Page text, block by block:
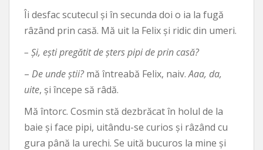
Îi desfac scutecul și în secunda doi o ia la fugă
râzând prin casă. Mă uit la Felix și ridic din umeri.
– Și, ești pregătit de șters pipi de prin casă?
– De unde știi?mă întreabă Felix, naiv.Aaa, da,
uite, și începe să râdă.
Mă întorc. Cosmin stă dezbrăcat în holul de la
baie și face pipi, uitându-se curios și râzând cu
gura până la urechi. Se uită bucuros la mine și